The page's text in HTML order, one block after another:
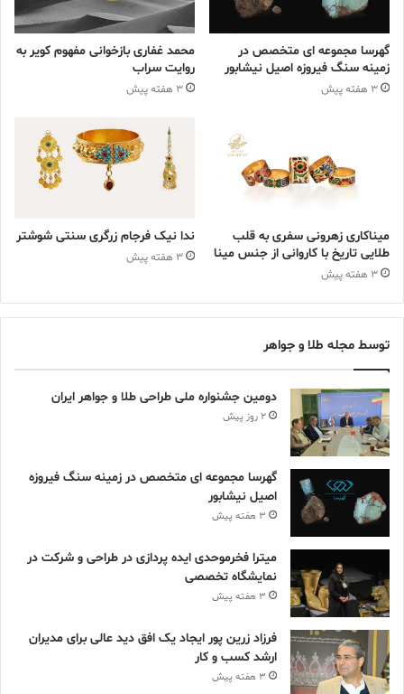
افتتاح کرد و به ساختمان جدید در کنار کلیسای جامع سنت پاتریک نقل
مکان کرد.
پادشاه الماس
او با دست یافتن به چندین الماس و جواهرات کمیاب و گران قیمت و
همچنین ایجاد شهرت به عنوان یک فروشنده بزرگ، لقب “پادشاه
الماس” را از مجله کازموپولیتان به دست آورد.
دادگاه جواهرات
گهرسا مجموعه ای متخصص در
زمینه سنگ فیروزه اصیل نیشابور
3 هفته پیش
محمد غفاری بازخوانی مفهوم کویر به
روایت سراب
3 هفته پیش
میناکاری زهرونی سفری به قلب
طلایی تاریخ با کاروانی از جنس مینا
3 هفته پیش
ندا نیک فرجام زرگری سنتی شوشتر
3 هفته پیش
توسط مجله طلا و جواهر
دومین جشنواره ملی طراحی طلا و جواهر ایران
2 روز پیش
گهرسا مجموعه ای متخصص در زمینه سنگ فیروزه
اصیل نیشابور
3 هفته پیش
میترا فخرموحدی ایده پردازی در طراحی و شرکت در
نمایشگاه تخصصی
3 هفته پیش
فرزاد زرین پور ایجاد یک افق دید عالی برای مدیران
ارشد کسب و کار
3 هفته پیش